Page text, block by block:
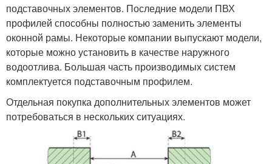
подставочных элементов. Последние модели ПВХ
профилей способны полностью заменить элементы
оконной рамы. Некоторые компании выпускают модели,
которые можно установить в качестве наружного
водоотлива. Большая часть производимых систем
комплектуется подставочным профилем.
Отдельная покупка дополнительных элементов может
потребоваться в нескольких ситуациях.